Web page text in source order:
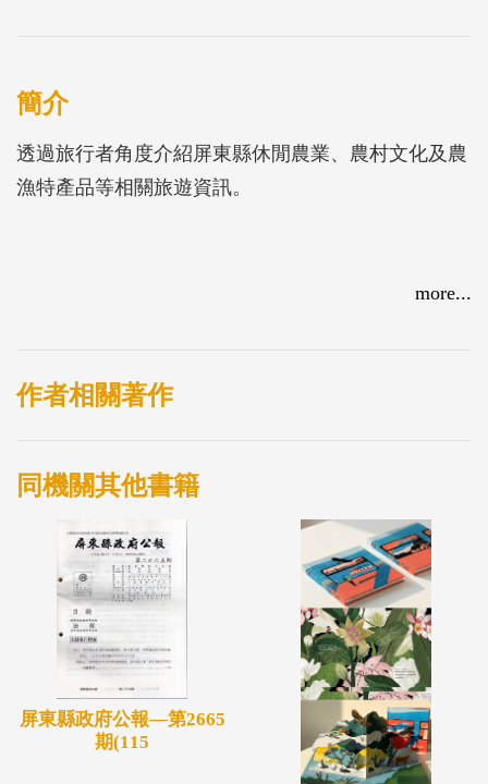
簡介
透過旅行者角度介紹屏東縣休閒農業、農村文化及農
漁特產品等相關旅遊資訊。
more...
作者相關著作
同機關其他書籍
屏東縣政府公報—第2665
期(115